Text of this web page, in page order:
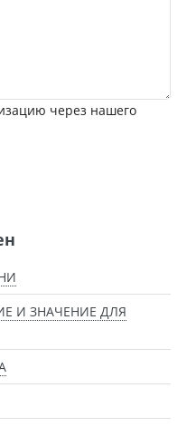
через нашего
И ЗНАЧЕНИЕ ДЛЯ